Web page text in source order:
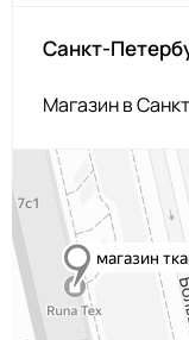
Санкт-
Магазин в